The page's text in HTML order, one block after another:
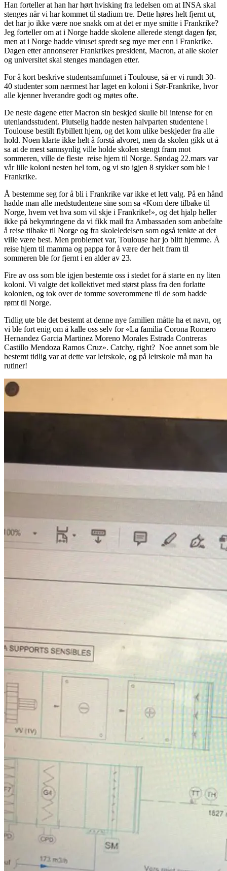
Han forteller at han har hørt hvisking fra ledelsen om at INSA skal
stenges når vi har kommet til stadium tre. Dette høres helt fjernt ut,
det har jo ikke være noe snakk om at det er mye smitte i Frankrike?
Jeg forteller om at i Norge hadde skolene allerede stengt dagen før,
men at i Norge hadde viruset spredt seg mye mer enn i Frankrike.
Dagen etter annonserer Frankrikes president, Macron, at alle skoler
og universitet skal stenges mandagen etter.
For å kort beskrive studentsamfunnet i Toulouse, så er vi rundt 30-
40 studenter som nærmest har laget en koloni i Sør-Frankrike, hvor
alle kjenner hverandre godt og møtes ofte.
De neste dagene etter Macron sin beskjed skulle bli intense for en
utenlandsstudent. Plutselig hadde nesten halvparten studentene i
Toulouse bestilt flybillett hjem, og det kom ulike beskjeder fra alle
hold. Noen klarte ikke helt å forstå alvoret, men da skolen gikk ut å
sa at de mest sannsynlig ville holde skolen stengt fram mot
sommeren, ville de fleste reise hjem til Norge. Søndag 22.mars var
vår lille koloni nesten hel tom, og vi sto igjen 8 stykker som ble i
Frankrike.
Å bestemme seg for å bli i Frankrike var ikke et lett valg. På en hånd
hadde man alle medstudentene sine som sa «Kom dere tilbake til
Norge, hvem vet hva som vil skje i Frankrike!», og det hjalp heller
ikke på bekymringene da vi fikk mail fra Ambassaden som anbefalte
å reise tilbake til Norge og fra skoleledelsen som også tenkte at det
ville være best. Men problemet var, Toulouse har jo blitt hjemme. Å
reise hjem til mamma og pappa for å være der helt fram til
sommeren ble for fjernt i en alder av 23.
Fire av oss som ble igjen bestemte oss i stedet for å starte en ny liten
koloni. Vi valgte det kollektivet med størst plass fra den forlatte
kolonien, og tok over de tomme soverommene til de som hadde
rømt til Norge.
Tidlig ute ble det bestemt at denne nye familien måtte ha et navn, og
vi ble fort enig om å kalle oss selv for «La familia Corona Romero
Hernandez Garcia Martinez Moreno Morales Estrada Contreras
Castillo Mendoza Ramos Cruz». Catchy, right? Noe annet som ble
bestemt tidlig var at dette var leirskole, og på leirskole må man ha
rutiner!